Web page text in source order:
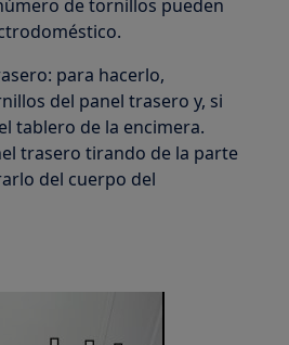
de tornillos pueden
para hacerlo,
del panel trasero y, si
tablero de la encimera.
trasero tirando de la parte
del cuerpo del